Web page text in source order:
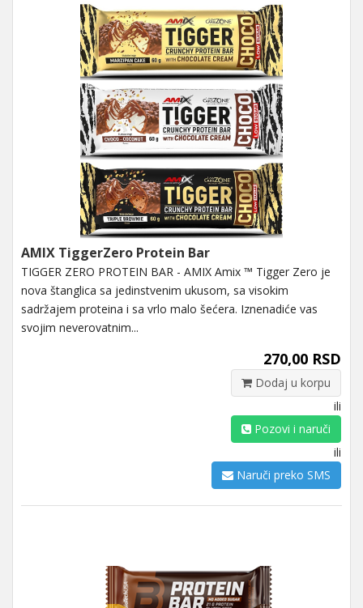
AMIX TiggerZero Protein Bar
TIGGER ZERO PROTEIN BAR - AMIX Amix ™ Tigger Zero je
nova štanglica sa jedinstvenim ukusom, sa visokim
sadržajem proteina i sa vrlo malo šećera. Iznenadiće vas
svojim neverovatnim...
270,00 RSD
Dodaj u korpu
ili
Pozovi i naruči
ili
Naruči preko SMS